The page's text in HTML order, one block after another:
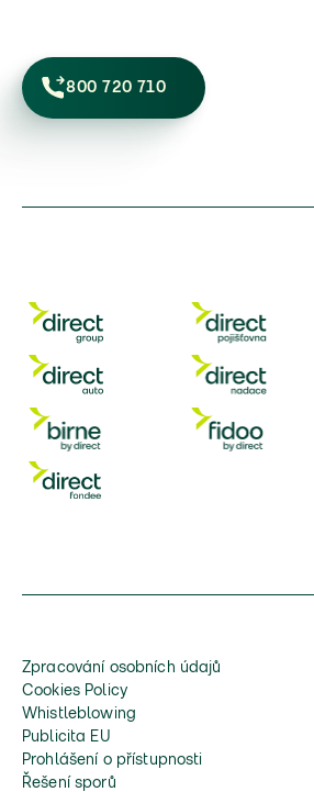
800 720 710
Zpracování osobních údajů
Cookies Policy
Whistleblowing
Publicita EU
Prohlášení o přístupnosti
Řešení sporů